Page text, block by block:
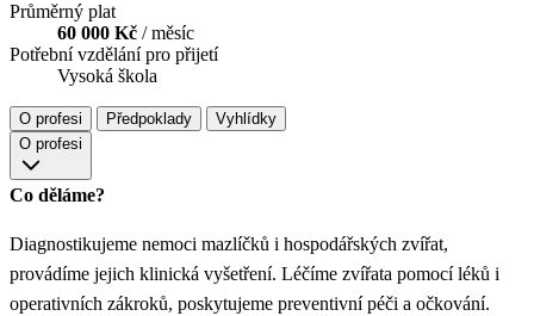
Průměrný plat
60 000 Kč / měsíc
Potřební vzdělání pro přijetí
Vysoká škola
O profesi Předpoklady
Vyhlídky
O profesi
Co děláme?
Diagnostikujeme nemoci mazlíčků i hospodářských zvířat,
provádíme jejich klinická vyšetření. Léčíme zvířata pomocí léků i
operativních zákroků, poskytujeme preventivní péči a očkování.